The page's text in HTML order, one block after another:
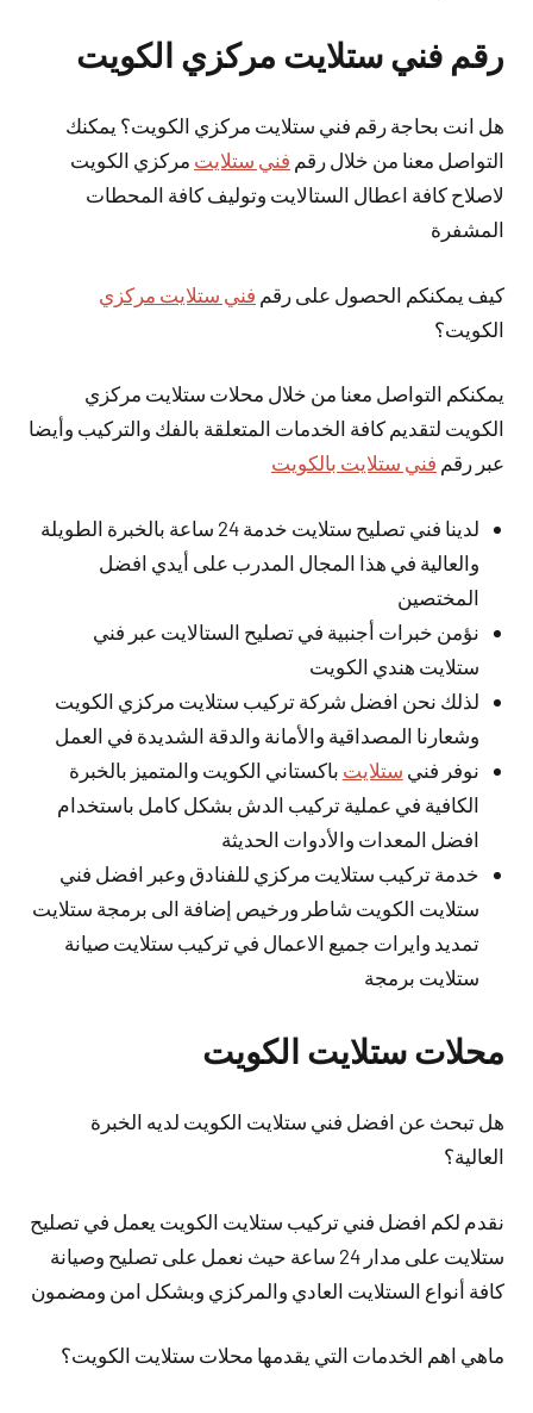
رقم فني ستلايت مركزي الكويت
هل انت بحاجة رقم فني ستلايت مركزي الكويت؟ يمكنك
التواصل معنا من خلال رقم فني ستلايت مركزي الكويت
لاصلاح كافة اعطال الستالايت وتوليف كافة المحطات
المشفرة
كيف يمكنكم الحصول على رقم فني ستلايت مركزي
الكويت؟
يمكنكم التواصل معنا من خلال محلات ستلايت مركزي
الكويت لتقديم كافة الخدمات المتعلقة بالفك والتركيب وأيضا
عبر رقم فني ستلايت بالكويت
لدينا فني تصليح ستلايت خدمة 24 ساعة بالخبرة الطويلة
والعالية في هذا المجال المدرب على أيدي افضل
المختصين
نؤمن خبرات أجنبية في تصليح الستالايت عبر فني
ستلايت هندي الكويت
لذلك نحن افضل شركة تركيب ستلايت مركزي الكويت
وشعارنا المصداقية والأمانة والدقة الشديدة في العمل
نوفر فني ستلايت باكستاني الكويت والمتميز بالخبرة
الكافية في عملية تركيب الدش بشكل كامل باستخدام
افضل المعدات والأدوات الحديثة
خدمة تركيب ستلايت مركزي للفنادق وعبر افضل فني
ستلايت الكويت شاطر ورخيص إضافة الى برمجة ستلايت
تمديد وايرات جميع الاعمال في تركيب ستلايت صيانة
ستلايت برمجة
محلات ستلايت الكويت
هل تبحث عن افضل فني ستلايت الكويت لديه الخبرة
العالية؟
نقدم لكم افضل فني تركيب ستلايت الكويت يعمل في تصليح
ستلايت على مدار 24 ساعة حيث نعمل على تصليح وصيانة
كافة أنواع الستلايت العادي والمركزي وبشكل امن ومضمون
ماهي اهم الخدمات التي يقدمها محلات ستلايت الكويت؟